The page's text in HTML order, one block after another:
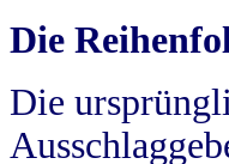
Die
Die